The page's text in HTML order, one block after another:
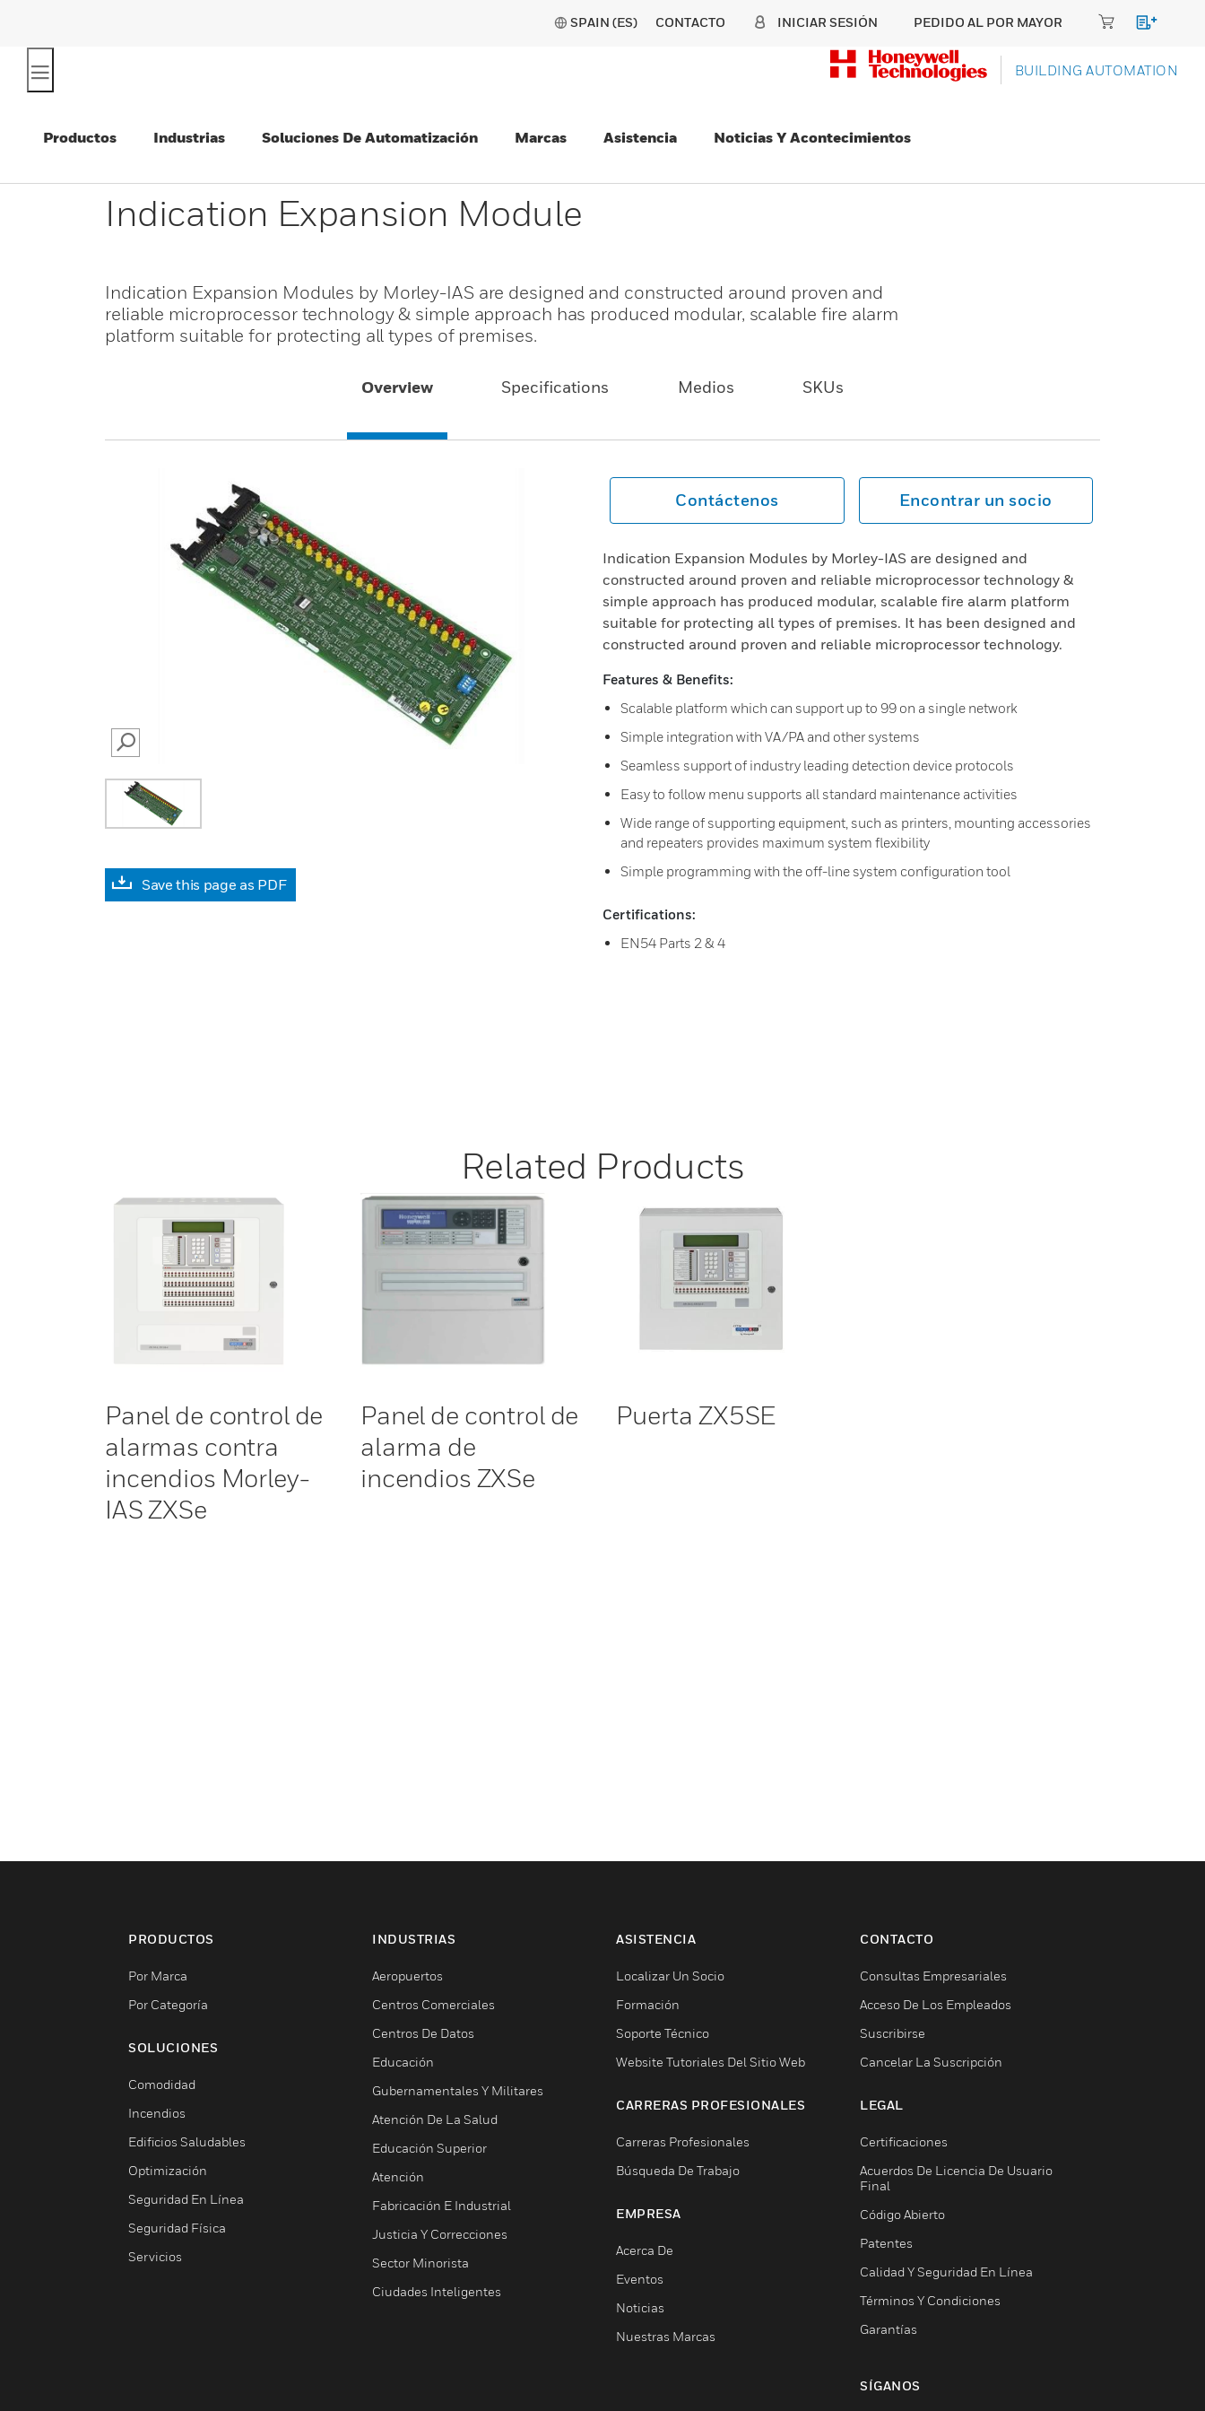
SPAIN (ES) CONTACTO INICIAR SESIÓN PEDIDO AL POR MAYOR
BUILDING AUTOMATION
Productos Industrias Soluciones De Automatización Marcas Asistencia Noticias Y Acontecimientos
Indication Expansion Module
Indication Expansion Modules by Morley-IAS are designed and constructed around proven and
reliable microprocessor technology & simple approach has produced modular, scalable fire alarm
platform suitable for protecting all types of premises.
Overview Specifications Medios SKUs
SEARCH
Save this page as PDF
Contáctenos Encontrar un socio
Indication Expansion Modules by Morley-IAS are designed and
constructed around proven and reliable microprocessor technology &
simple approach has produced modular, scalable fire alarm platform
suitable for protecting all types of premises. It has been designed and
constructed around proven and reliable microprocessor technology.
Features & Benefits:
Scalable platform which can support up to 99 on a single network
Simple integration with VA/PA and other systems
Seamless support of industry leading detection device protocols
Easy to follow menu supports all standard maintenance activities
Wide range of supporting equipment, such as printers, mounting accessories
and repeaters provides maximum system flexibility
Simple programming with the off-line system configuration tool
Certifications:
EN54 Parts 2 & 4
Related Products
Panel de control de
alarmas contra
incendios Morley-
IAS ZXSe
Panel de control de
alarma de
incendios ZXSe
Puerta ZX5SE
PRODUCTOS
Por Marca
Por Categoría
SOLUCIONES
Comodidad
Incendios
Edificios Saludables
Optimización
Seguridad En Línea
Seguridad Física
Servicios
INDUSTRIAS
Aeropuertos
Centros Comerciales
Centros De Datos
Educación
Gubernamentales Y Militares
Atención De La Salud
Educación Superior
Atención
Fabricación E Industrial
Justicia Y Correcciones
Sector Minorista
Ciudades Inteligentes
ASISTENCIA
Localizar Un Socio
Formación
Soporte Técnico
Website Tutoriales Del Sitio Web
CARRERAS PROFESIONALES
Carreras Profesionales
Búsqueda De Trabajo
EMPRESA
Acerca De
Eventos
Noticias
Nuestras Marcas
CONTACTO
Consultas Empresariales
Acceso De Los Empleados
Suscribirse
Cancelar La Suscripción
LEGAL
Certificaciones
Acuerdos De Licencia De Usuario
Final
Código Abierto
Patentes
Calidad Y Seguridad En Línea
Términos Y Condiciones
Garantías
SÍGANOS